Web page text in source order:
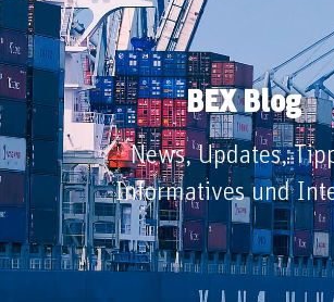
BEX Blog
News, Updates,
Informatives und